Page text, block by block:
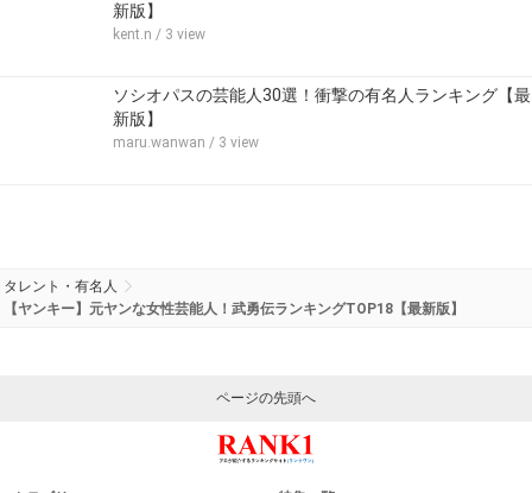
新版】
kent.n / 3 view
ソシオパスの芸能人30選！衝撃の有名人ランキング【最
新版】
maru.wanwan / 3 view
タレント・有名人
【ヤンキー】元ヤンな女性芸能人！武勇伝ランキングTOP18【最新版】
ページの先頭へ